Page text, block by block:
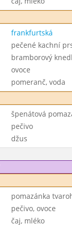
frankfurtská
pečené kachní
bramborový
ovoce
pomeranč, voda
špenátová
pečivo
džus
pomazánka
pečivo, ovoce
čaj, mléko